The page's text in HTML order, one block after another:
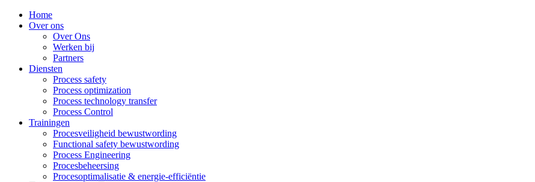
naar
Home
Over ons
Over Ons
Werken bij
Partners
Diensten
Process safety
Process optimization
Process technology transfer
Process Control
Trainingen
Procesveiligheid bewustwording
Functional safety bewustwording
Process Engineering
Procesbeheersing
Procesoptimalisatie & energie-efficiëntie